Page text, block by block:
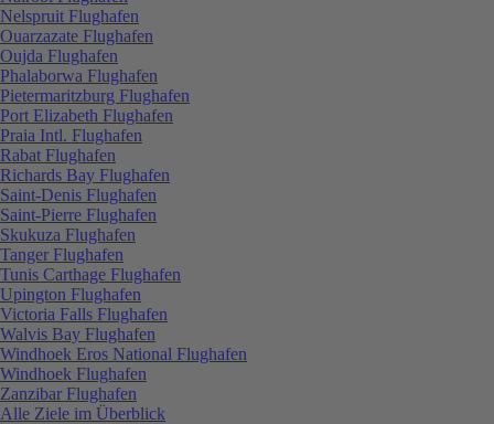
Nelspruit Flughafen
Ouarzazate Flughafen
Oujda Flughafen
Phalaborwa Flughafen
Pietermaritzburg Flughafen
Port Elizabeth Flughafen
Praia Intl. Flughafen
Rabat Flughafen
Richards Bay Flughafen
Saint-Denis Flughafen
Saint-Pierre Flughafen
Skukuza Flughafen
Tanger Flughafen
Tunis Carthage Flughafen
Upington Flughafen
Victoria Falls Flughafen
Walvis Bay Flughafen
Windhoek Eros National Flughafen
Windhoek Flughafen
Zanzibar Flughafen
Alle Ziele im Überblick